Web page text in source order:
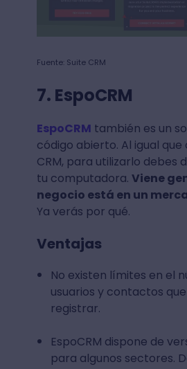
Fuente: Suite CRM
7. EspoCRM
EspoCRM también es un
código abierto. Al igual
CRM, para utilizarlo debes
tu computadora. Viene
negocio está en un
Ya verás por qué.
Ventajas
No existen límites en el
usuarios y contactos
registrar.
EspoCRM dispone de
para algunos sectores.